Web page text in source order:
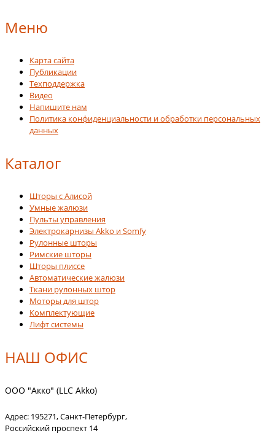
Меню
Карта сайта
Публикации
Техподдержка
Видео
Напишите нам
Политика конфиденциальности и обработки персональных
данных
Каталог
Шторы с Алисой
Умные жалюзи
Пульты управления
Электрокарнизы Akko и Somfy
Рулонные шторы
Римские шторы
Шторы плиссе
Автоматические жалюзи
Ткани рулонных штор
Моторы для штор
Комплектующие
Лифт системы
НАШ ОФИС
ООО "Акко" (LLC Akko)
Адрес: 195271,Санкт-Петербург,
Российский проспект 14